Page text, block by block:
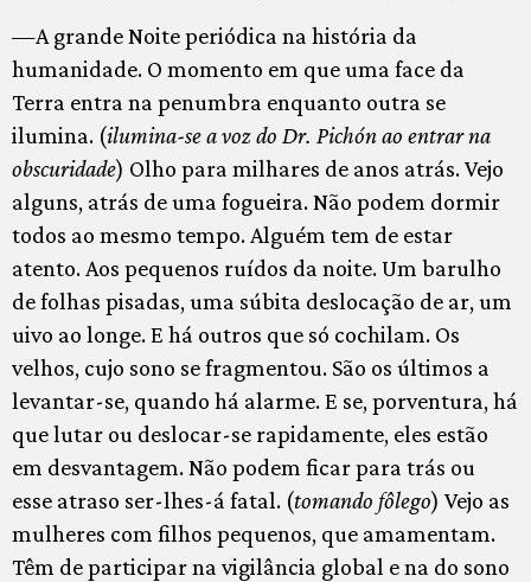
—A grande Noite periódica na história da
humanidade. O momento em que uma face da
Terra entra na penumbra enquanto outra se
ilumina. (ilumina-se a voz do Dr. Pichón ao entrar na
obscuridade) Olho para milhares de anos atrás. Vejo
alguns, atrás de uma fogueira. Não podem dormir
todos ao mesmo tempo. Alguém tem de estar
atento. Aos pequenos ruídos da noite. Um barulho
de folhas pisadas, uma súbita deslocação de ar, um
uivo ao longe. E há outros que só cochilam. Os
velhos, cujo sono se fragmentou. São os últimos a
levantar-se, quando há alarme. E se, porventura, há
que lutar ou deslocar-se rapidamente, eles estão
em desvantagem. Não podem ficar para trás ou
esse atraso ser-lhes-á fatal. (tomando fôlego) Vejo as
mulheres com filhos pequenos, que amamentam.
Têm de participar na vigilância global e na do sono